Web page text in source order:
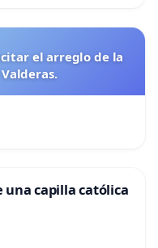
el arreglo de la
una capilla católica